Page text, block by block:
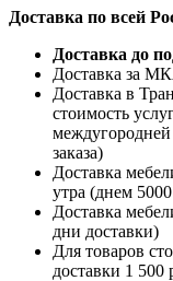
Доставка по всей
Доставка до
Доставка за
Доставка в
стоимость
междугородней
заказа)
Доставка
утра (днем
Доставка
дни доставки)
Для товаров
доставки 1 500